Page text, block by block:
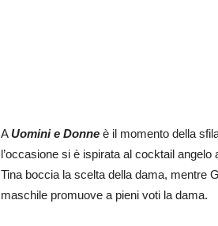
AUomini e Donne è il momento della
l’occasione si è ispirata al cocktail
Tina boccia la scelta della dama, mentre
maschile promuove a pieni voti la dama.